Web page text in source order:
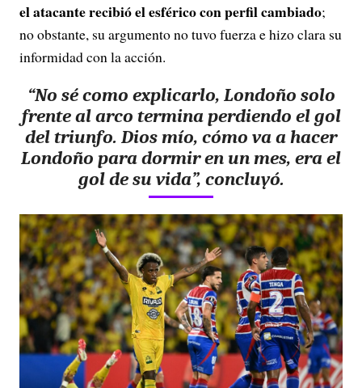
el atacante recibió el esférico con perfil cambiado;
no obstante, su argumento no tuvo fuerza e hizo clara su
informidad con la acción.
“No sé como explicarlo, Londoño solo
frente al arco termina perdiendo el gol
del triunfo. Dios mío, cómo va a hacer
Londoño para dormir en un mes, era el
gol de su vida”, concluyó.